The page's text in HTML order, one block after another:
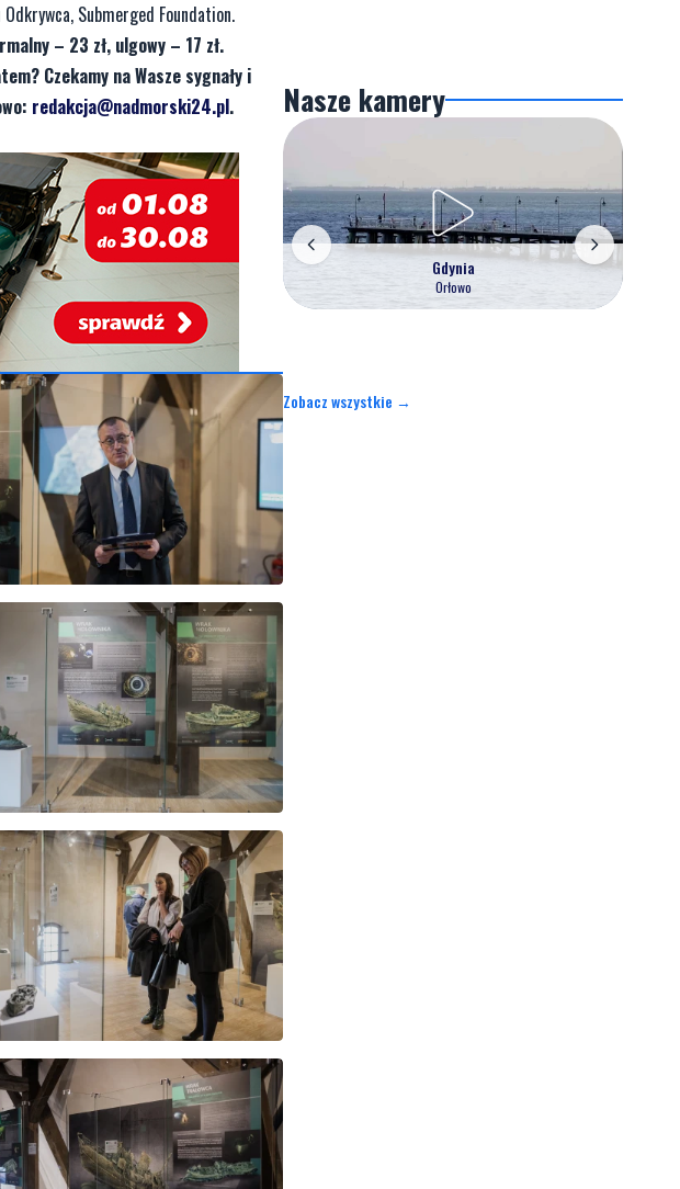
Submerged Foundation.
– 23 zł, ulgowy – 17 zł.
Czekamy na Wasze sygnały i
redakcja@nadmorski24.pl.
Nasze kamery
Gdynia
Orłowo
Zobacz wszystkie →